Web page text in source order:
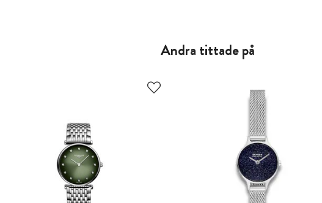
Andra tittade på